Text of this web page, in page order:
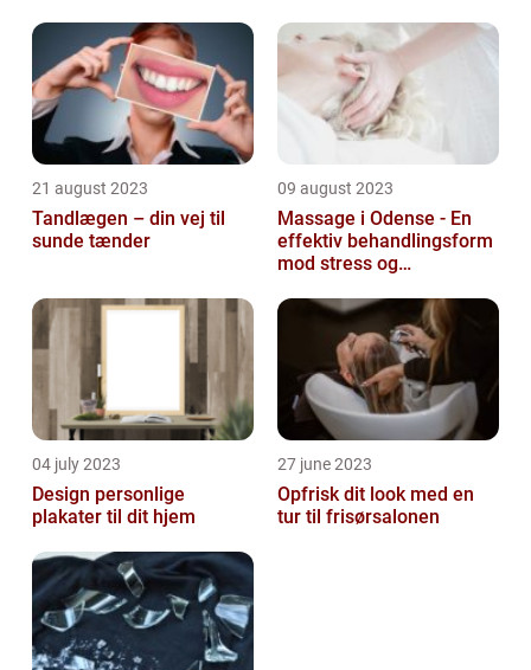
21 august 2023
Tandlægen – din vej til
sunde tænder
09 august 2023
Massage i Odense - En
effektiv behandlingsform
mod stress og
04 july 2023
Design personlige
plakater til dit hjem
27 june 2023
Opfrisk dit look med en
tur til frisørsalonen